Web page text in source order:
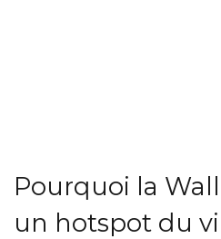
Pourquoi la
un hotspot du